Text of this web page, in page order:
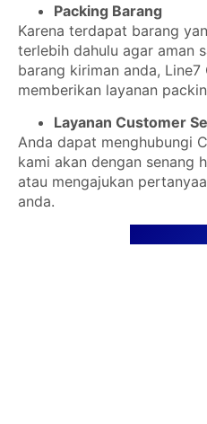
Packing Barang
Karena terdapat barang
terlebih dahulu agar aman
barang kiriman anda,
memberikan layanan
Layanan Customer
Anda dapat menghubungi
kami akan dengan senang
atau mengajukan
anda.